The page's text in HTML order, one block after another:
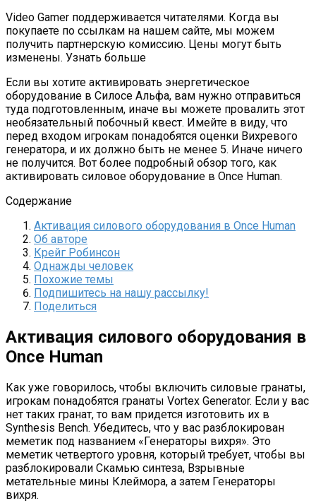
Video Gamer поддерживается читателями. Когда вы
покупаете по ссылкам на нашем сайте, мы можем
получить партнерскую комиссию. Цены могут быть
изменены. Узнать больше
Если вы хотите активировать энергетическое
оборудование в Силосе Альфа, вам нужно отправиться
туда подготовленным, иначе вы можете провалить этот
необязательный побочный квест. Имейте в виду, что
перед входом игрокам понадобятся оценки Вихревого
генератора, и их должно быть не менее 5. Иначе ничего
не получится. Вот более подробный обзор того, как
активировать силовое оборудование в Once Human.
Содержание
Активация силового оборудования в Once Human
Об авторе
Крейг Робинсон
Однажды человек
Похожие темы
Подпишитесь на нашу рассылку!
Поделиться
Активация силового оборудования в
Once Human
Как уже говорилось, чтобы включить силовые гранаты,
игрокам понадобятся гранаты Vortex Generator. Если у вас
нет таких гранат, то вам придется изготовить их в
Synthesis Bench. Убедитесь, что у вас разблокирован
меметик под названием «Генераторы вихря». Это
меметик четвертого уровня, который требует, чтобы вы
разблокировали Скамью синтеза, Взрывные
метательные мины Клеймора, а затем Генераторы
вихря.